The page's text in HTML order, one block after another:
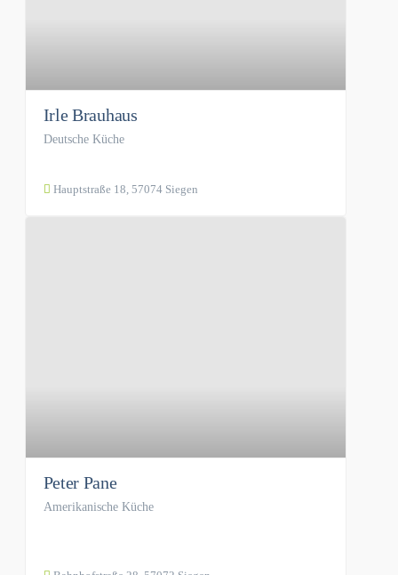
Irle Brauhaus
Deutsche Küche
Hauptstraße 18, 57074 Siegen
Peter Pane
Amerikanische Küche